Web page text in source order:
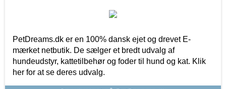
PetDreams.dk er en 100% dansk ejet og drevet E-
mærket netbutik. De sælger et bredt udvalg af
hundeudstyr, kattetilbehør og foder til hund og kat. Klik
her for at se deres udvalg.